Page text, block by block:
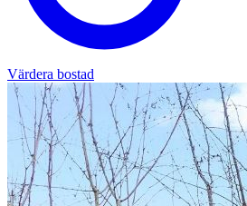
Värdera bostad